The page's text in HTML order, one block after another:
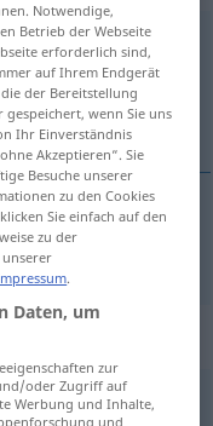
antippen)
Notwendige,
Betrieb der Webseite
erforderlich sind,
auf Ihrem Endgerät
der Bereitstellung
wenn Sie uns
Ihr Einverständnis
Akzeptieren“. Sie
Besuche unserer
zu den Cookies
Sie einfach auf den
zu der
.
Daten, um
zur
oder Zugriff auf
Werbung und Inhalte,
und